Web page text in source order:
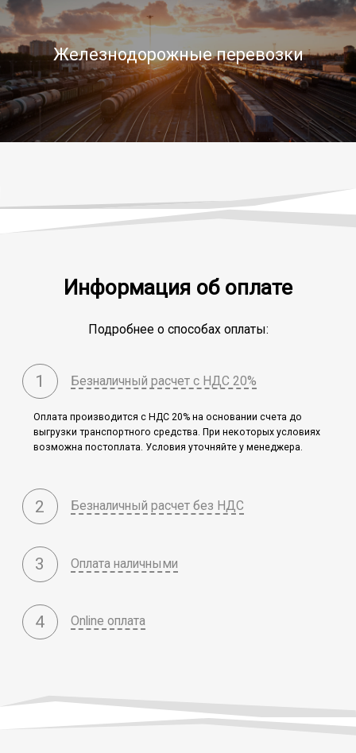
Железнодорожные перевозки
Информация об оплате
Подробнее о способах оплаты:
1 Безналичный расчет с НДС 20%
Оплата производится c НДС 20% на основании счета до
выгрузки транспортного средства. При некоторых условиях
возможна постоплата. Условия уточняйте у менеджера.
2 Безналичный расчет без НДС
3 Оплата наличными
4 Online оплата